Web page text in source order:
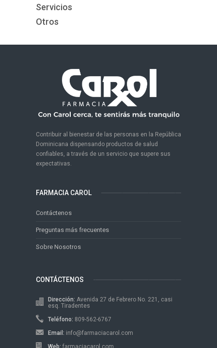
Servicios
Otros
Contribuir al bienestar de las personas en la República
Dominicana dispensando productos de salud
confiables, a través de un servicio que supere sus
expectativas.
FARMACIA CAROL
Contáctenos
Preguntas más frecuentes
Sobre Nosotros
CONTÁCTENOS
Dirección: Avenida 27 de Febrero No. 221, casi
esq. Tiradentes
Teléfono: 809-562-6767
Email: info@farmaciacarol.com
Web: farmaciacarol.com